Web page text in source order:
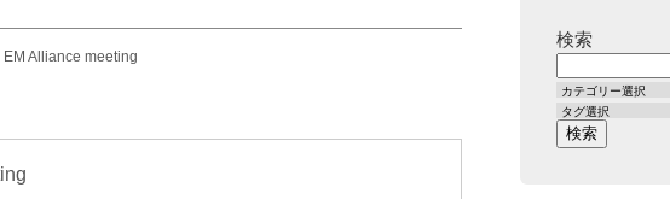
EM Alliance meeting
検索